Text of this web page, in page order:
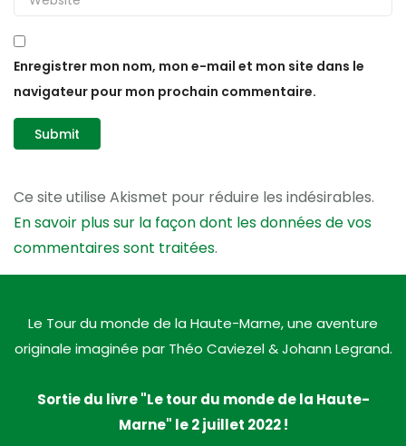
Enregistrer mon nom, mon e-mail et mon site dans le
navigateur pour mon prochain commentaire.
Ce site utilise Akismet pour réduire les indésirables.
En savoir plus sur la façon dont les données de vos
commentaires sont traitées.
Le Tour du monde de la Haute-Marne, une aventure
originale imaginée par Théo Caviezel & Johann Legrand.
Sortie du livre "Le tour du monde de la Haute-
Marne" le 2 juillet 2022 !